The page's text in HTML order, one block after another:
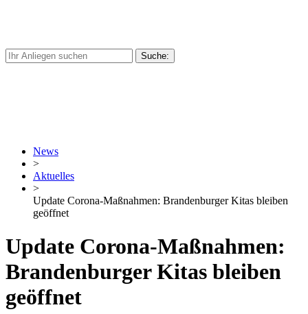
Suche
nach:
News
>
Aktuelles
>
Update Corona-Maßnahmen: Brandenburger Kitas bleiben
geöffnet
Update Corona-Maßnahmen:
Brandenburger Kitas bleiben
geöffnet